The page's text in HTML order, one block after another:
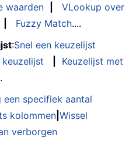
waarden
VLookup over
Fuzzy Match....
:Snel een keuzelijst
Keuzelijst met
een specifiek aantal
kolommen Wissel
verborgen